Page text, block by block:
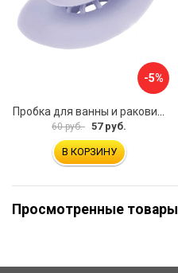
-5%
60 руб. 57 руб.
В КОРЗИНУ
Просмотренные товары